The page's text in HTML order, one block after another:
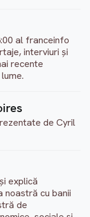
a fost profund
Magloire
Goanec
al franceinfo
interviuri și
recente
de Cyril
explică
noastră cu banii
de